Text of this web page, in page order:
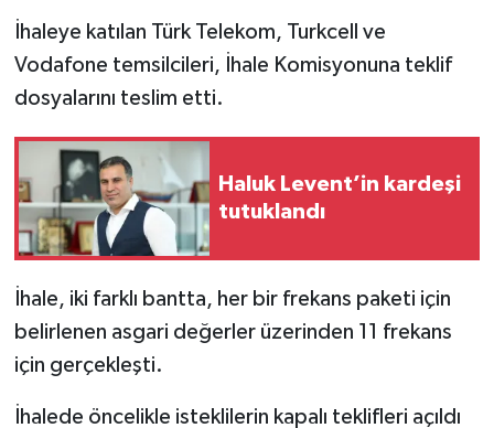
İhaleye katılan Türk Telekom, Turkcell ve
Vodafone temsilcileri, İhale Komisyonuna teklif
dosyalarını teslim etti.
Haluk Levent’in kardeşi
tutuklandı
İhale, iki farklı bantta, her bir frekans paketi için
belirlenen asgari değerler üzerinden 11 frekans
için gerçekleşti.
İhalede öncelikle isteklilerin kapalı teklifleri açıldı